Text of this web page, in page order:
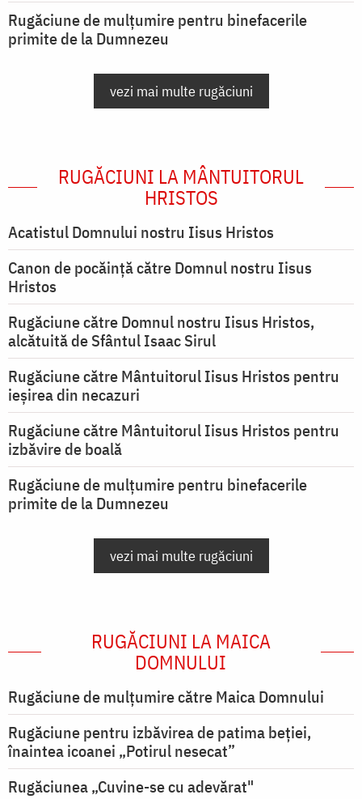
Rugăciune de mulțumire pentru binefacerile
primite de la Dumnezeu
vezi mai multe rugăciuni
RUGĂCIUNI LA MÂNTUITORUL
HRISTOS
Acatistul Domnului nostru Iisus Hristos
Canon de pocăință către Domnul nostru Iisus
Hristos
Rugăciune către Domnul nostru Iisus Hristos,
alcătuită de Sfântul Isaac Sirul
Rugăciune către Mântuitorul Iisus Hristos pentru
ieşirea din necazuri
Rugăciune către Mântuitorul Iisus Hristos pentru
izbăvire de boală
Rugăciune de mulțumire pentru binefacerile
primite de la Dumnezeu
vezi mai multe rugăciuni
RUGĂCIUNI LA MAICA
DOMNULUI
Rugăciune de mulţumire către Maica Domnului
Rugăciune pentru izbăvirea de patima beției,
înaintea icoanei „Potirul nesecat”
Rugăciunea „Cuvine-se cu adevărat"